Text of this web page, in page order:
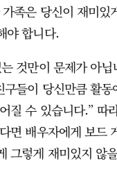
가족은 당신이 재미
야 합니다.
는 것만이 문제가 아
구들이 당신만큼 활
질 수 있습니다.” 따
면 배우자에게 보드
그렇게 재미있지 않